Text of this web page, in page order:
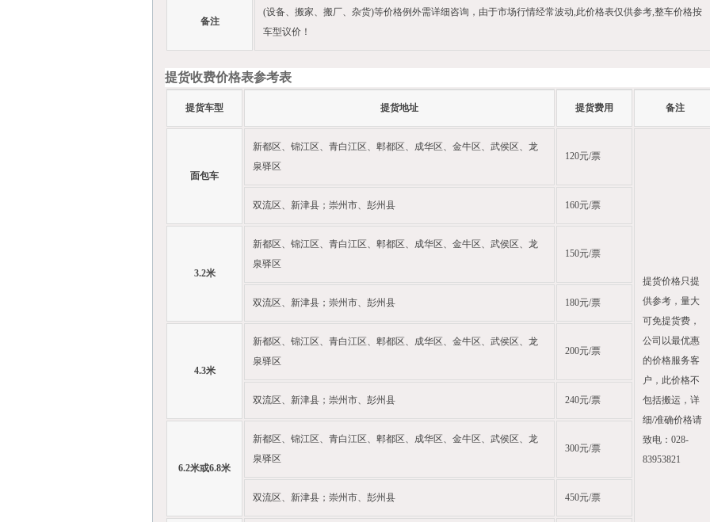
备注
(设备、搬家、搬厂、杂货)等价格例外需详细咨询，由于市场行情经常波动,此价格表仅供参考,整车价格按
车型议价！
提货收费价格表参考表
提货车型 提货地址 提货费用 备注
面包车
新都区、锦江区、青白江区、郫都区、成华区、金牛区、武侯区、龙
泉驿区
120元/票
提货价格只提
供参考，量大
可免提货费，
公司以最优惠
的价格服务客
户，此价格不
包括搬运，详
细/准确价格请
致电：028-
83953821
双流区、新津县；崇州市、彭州县 160元/票
3.2米
新都区、锦江区、青白江区、郫都区、成华区、金牛区、武侯区、龙
泉驿区
150元/票
双流区、新津县；崇州市、彭州县 180元/票
4.3米
新都区、锦江区、青白江区、郫都区、成华区、金牛区、武侯区、龙
泉驿区
200元/票
双流区、新津县；崇州市、彭州县 240元/票
6.2米或6.8米
新都区、锦江区、青白江区、郫都区、成华区、金牛区、武侯区、龙
泉驿区
300元/票
双流区、新津县；崇州市、彭州县 450元/票